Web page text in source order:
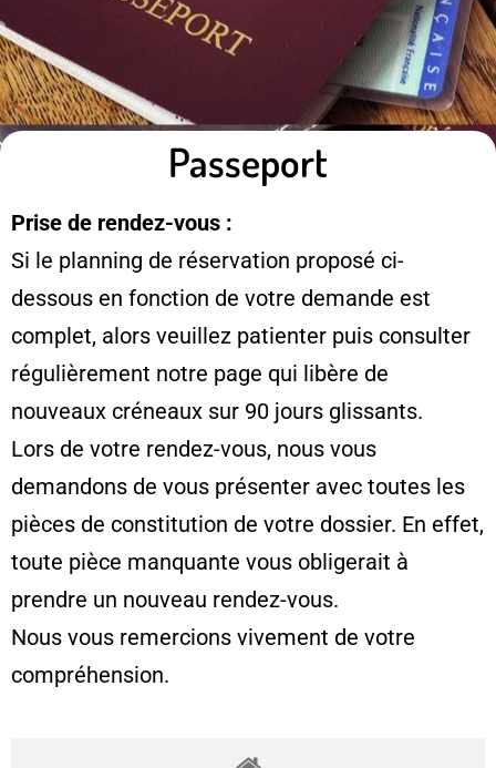
Passeport
Prise de rendez-vous :
Si le planning de réservation proposé ci-
dessous en fonction de votre demande est
complet, alors veuillez patienter puis consulter
régulièrement notre page qui libère de
nouveaux créneaux sur 90 jours glissants.
Lors de votre rendez-vous, nous vous
demandons de vous présenter avec toutes les
pièces de constitution de votre dossier. En effet,
toute pièce manquante vous obligerait à
prendre un nouveau rendez-vous.
Nous vous remercions vivement de votre
compréhension.